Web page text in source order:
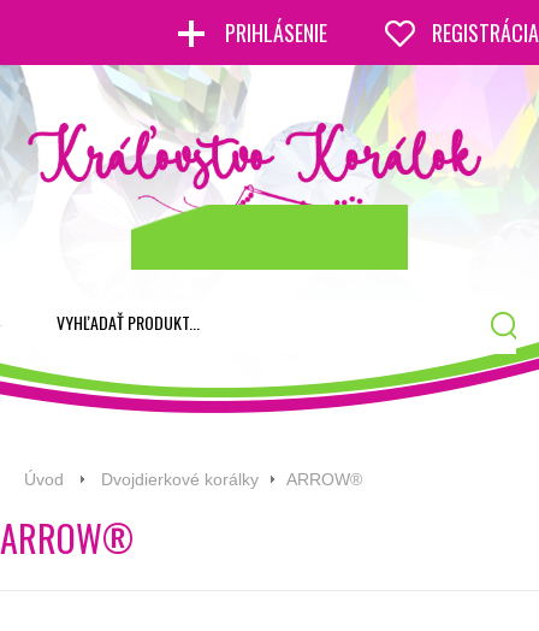
PRIHLÁSENIE REGISTRÁCIA
Úvod Dvojdierkové korálky ARROW®
ARROW®